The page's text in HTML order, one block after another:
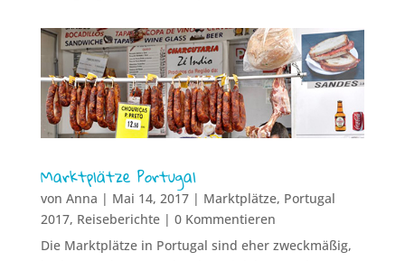
Marktplätze Portugal
von Anna | Mai 14, 2017| Marktplätze, Portugal
2017, Reiseberichte| 0 Kommentieren
Die Marktplätze in Portugal sind eher zweckmäßig,